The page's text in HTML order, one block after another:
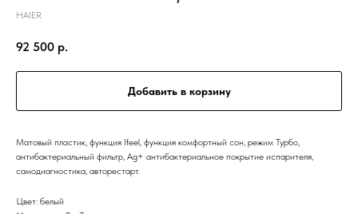
HAIER
92 500 р.
Добавить в корзину
Матовый пластик, функция Ifeel, функция комфортный сон, режим Турбо,
антибактериальный фильтр, Ag+ антибактериальное покрытие испарителя,
самодиагностика, авторестарт.
Цвет: белый